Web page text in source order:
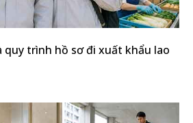
quy trình hồ sơ đi xuất khẩu lao